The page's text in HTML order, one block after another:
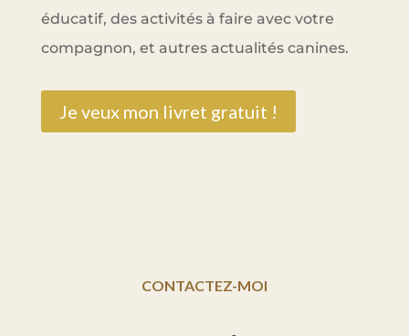
éducatif, des activités à faire avec votre
compagnon, et autres actualités canines.
Je veux mon livret gratuit !
CONTACTEZ-MOI